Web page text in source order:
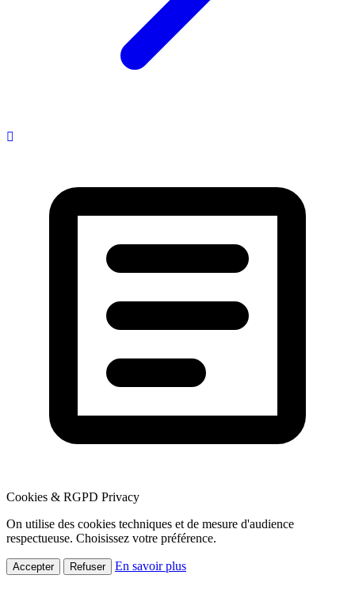
Cookies & RGPD Privacy
On utilise des cookies techniques et de mesure d'audience
respectueuse. Choisissez votre préférence.
Accepter Refuser En savoir plus